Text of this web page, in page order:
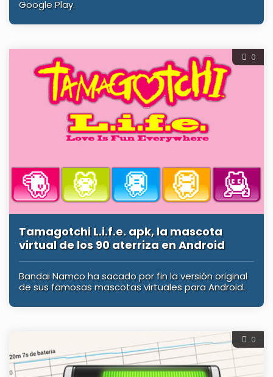
Google Play.
0
Tamagotchi L.i.f.e. apk, la mascota
virtual de los 90 aterriza en Android
Bandai Namco ha sacado por fin la versión original
de sus famosas mascotas virtuales para Android.
0